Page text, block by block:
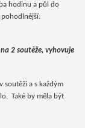
hodinu a půl do
pohodlnější.
2 soutěže, vyhovuje
soutěži a s každým
Také by měla být